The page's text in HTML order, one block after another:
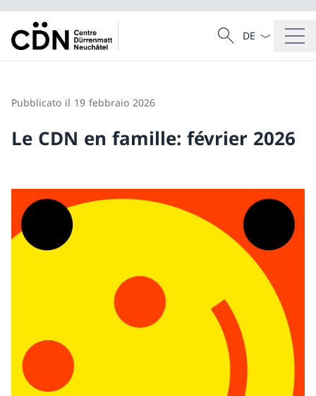
Cercare
Ricerca
Dal menu a
Pubblicato il 19 febbraio 2026
Le CDN en famille: février 2026